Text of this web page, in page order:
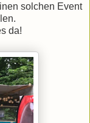
solchen Event
da!